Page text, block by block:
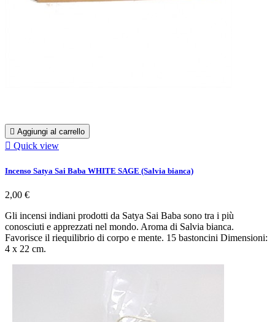
 Aggiungi al carrello
 Quick view
Incenso Satya Sai Baba WHITE SAGE (Salvia bianca)
2,00 €
Gli incensi indiani prodotti da Satya Sai Baba sono tra i più
conosciuti e apprezzati nel mondo. Aroma di Salvia bianca.
Favorisce il riequilibrio di corpo e mente. 15 bastoncini Dimensioni:
4 x 22 cm.